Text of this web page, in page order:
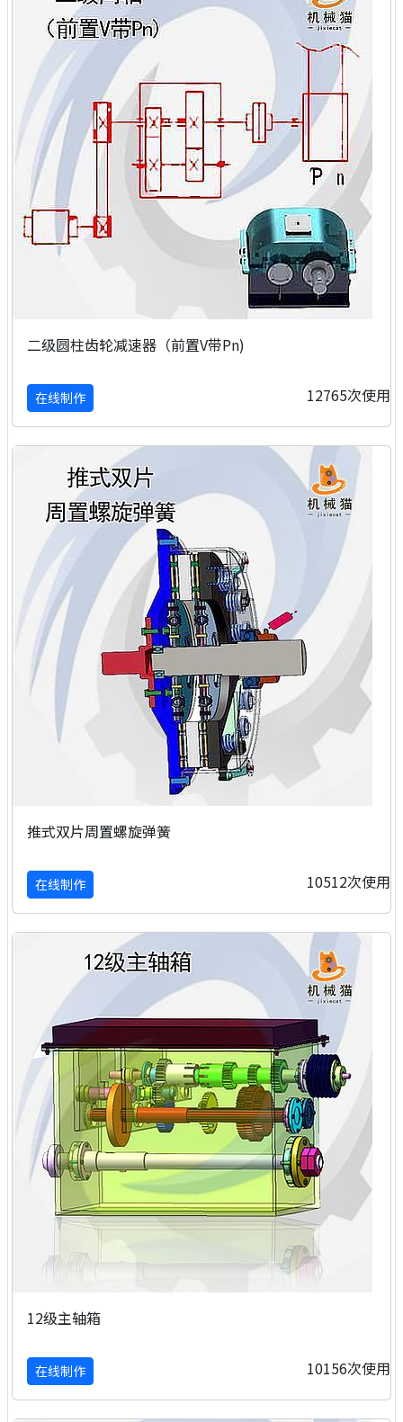
二级圆柱齿轮减速器（前置V带Pn)
在线制作 12765次使用
推式双片周置螺旋弹簧
在线制作 10512次使用
12级主轴箱
在线制作 10156次使用